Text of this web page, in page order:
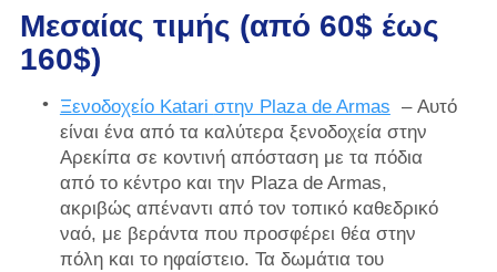
Μεσαίας τιμής (από 60$ έως
160$)
Ξενοδοχείο Katari στην Plaza de Armas – Αυτό
είναι ένα από τα καλύτερα ξενοδοχεία στην
Αρεκίπα σε κοντινή απόσταση με τα πόδια
από το κέντρο και την Plaza de Armas,
ακριβώς απέναντι από τον τοπικό καθεδρικό
ναό, με βεράντα που προσφέρει θέα στην
πόλη και το ηφαίστειο. Τα δωμάτια του